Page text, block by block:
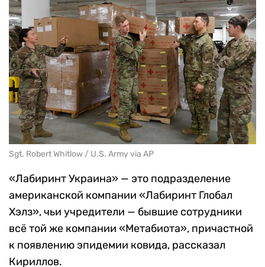
Sgt. Robert Whitlow / U.S. Army via AP
«Лабиринт Украина» — это подразделение
американской компании «Лабиринт Глобал
Хэлз», чьи учредители — бывшие сотрудники
всё той же компании «Метабиота», причастной
к появлению эпидемии ковида, рассказал
Кириллов.